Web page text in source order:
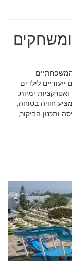
ומשחקים
לילדים
ימיות.
חוויה בטוחה,
ותכנון הביקור,